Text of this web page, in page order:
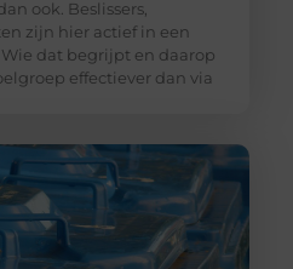
ook. Beslissers,
zijn hier actief in een
dat begrijpt en daarop
effectiever dan via